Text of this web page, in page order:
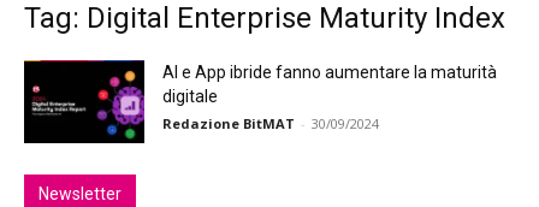
Tag: Digital Enterprise Maturity Index
AI e App ibride fanno aumentare la maturità
digitale
Redazione BitMAT - 30/09/2024
Newsletter